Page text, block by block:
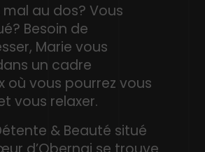
au dos? Vous
Besoin de
Marie vous
un cadre
où vous pourrez vous
vous relaxer.
& Beauté situé